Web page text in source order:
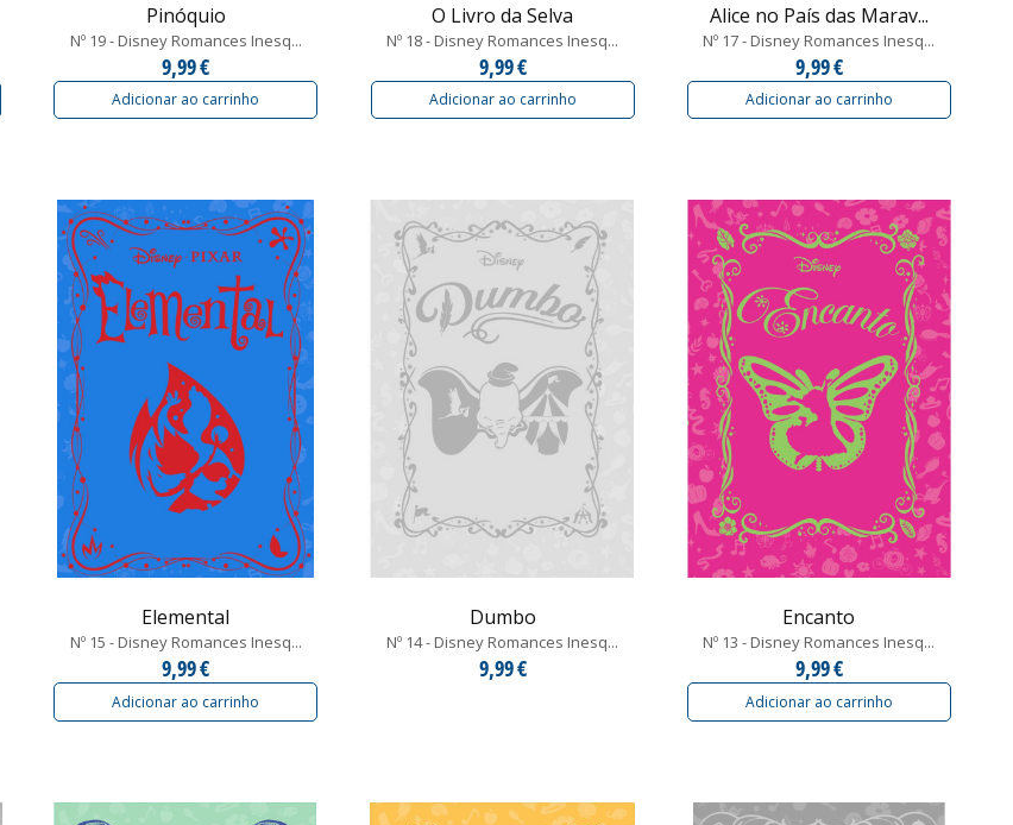
Pinóquio
Nº 19 - Disney Romances Inesq...
9,99 €
Adicionar ao carrinho
O Livro da Selva
Nº 18 - Disney Romances Inesq...
9,99 €
Adicionar ao carrinho
Alice no País das Marav...
Nº 17 - Disney Romances Inesq...
9,99 €
Adicionar ao carrinho
Elemental
Nº 15 - Disney Romances Inesq...
9,99 €
Adicionar ao carrinho
Dumbo
Nº 14 - Disney Romances Inesq...
9,99 €
Encanto
Nº 13 - Disney Romances Inesq...
9,99 €
Adicionar ao carrinho